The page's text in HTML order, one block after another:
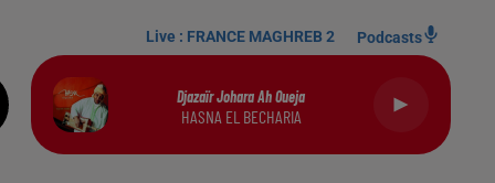
Live : FRANCE MAGHREB 2 Podcasts
Djazaïr Johara Ah Oueja
HASNA EL BECHARIA